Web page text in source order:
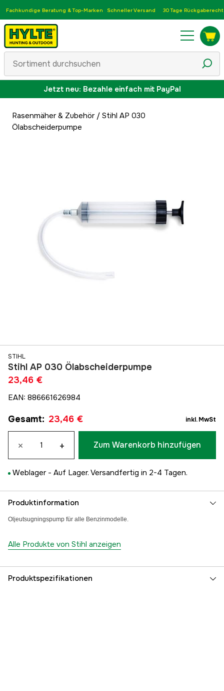
Fachkundige Beratung & Top-Marken Schneller Versand 30 Tage Rückgaberecht
Jetzt neu: Bezahle einfach mit PayPal
Rasenmäher & Zubehör/ Stihl AP 030
Ölabscheiderpumpe
STIHL
Stihl AP 030 Ölabscheiderpumpe
23,46 €
EAN: 886661626984
Gesamt: 23,46 € inkl. MwSt
× + Zum Warenkorb hinzufügen
Weblager - Auf Lager. Versandfertig in 2-4 Tagen.
Produktinformation
Oljeutsugningspump für alle Benzinmodelle.
Alle Produkte von Stihl anzeigen
Produktspezifikationen